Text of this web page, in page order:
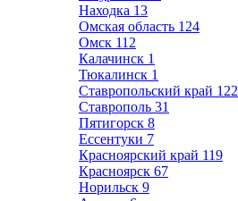
Находка 13
Омская область 124
Омск 112
Калачинск 1
Тюкалинск 1
Ставропольский край 122
Ставрополь 31
Пятигорск 8
Ессентуки 7
Красноярский край 119
Красноярск 67
Норильск 9